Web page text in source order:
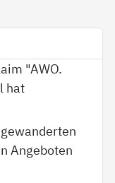
Angeboten